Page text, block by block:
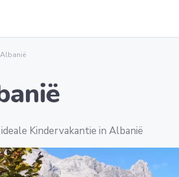
Albanië
Kindervakantie in Albanië